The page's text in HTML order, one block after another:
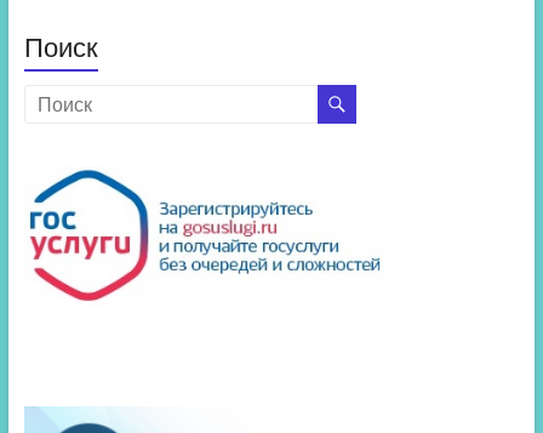
Поиск